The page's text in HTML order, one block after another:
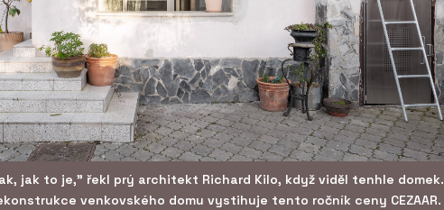
jak to je," řekl prý architekt Richard Kilo, když viděl tenhle domek.
venkovského domu vystihuje tento ročník ceny CEZAAR.